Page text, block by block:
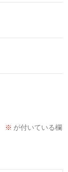
※ が付いている欄